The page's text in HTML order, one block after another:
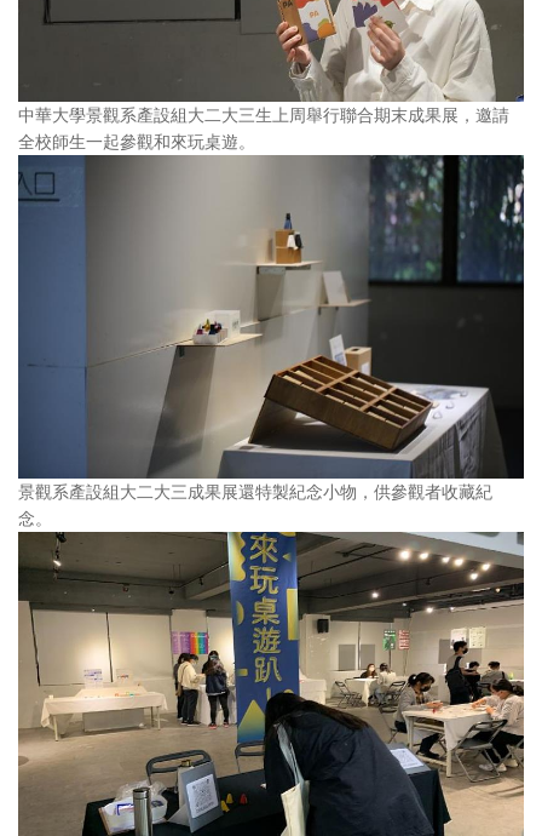
中華大學景觀系產設組大二大三生上周舉行聯合期末成果展，邀請
全校師生一起參觀和來玩桌遊。
景觀系產設組大二大三成果展還特製紀念小物，供參觀者收藏紀
念。